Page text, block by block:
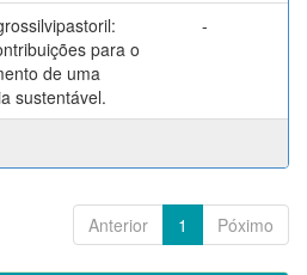
para o
de uma
sustentável.
-
Anterior 1 Póximo